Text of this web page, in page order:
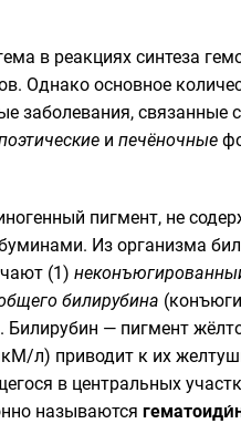
в реакциях синтеза
Однако основное
заболевания,
и печёночные
пигмент, не
Из организма
(1)
билирубина
— пигмент
л) приводит к их
в центральных
называются